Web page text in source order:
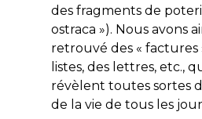
des fragments de
ostraca »). Nous avons
retrouvé des « factures
listes, des lettres, etc.,
révèlent toutes sortes
de la vie de tous les